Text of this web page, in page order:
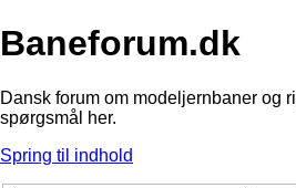
Baneforum.dk
Dansk forum om modeljernbaner og
spørgsmål her.
Spring til indhold